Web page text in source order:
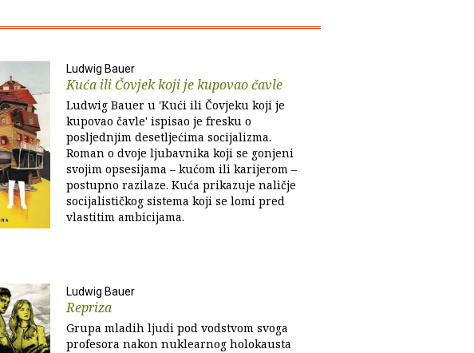
Ludwig Bauer
Kuća ili Čovjek koji je kupovao čavle
Ludwig Bauer u 'Kući ili Čovjeku koji je
kupovao čavle' ispisao je fresku o
posljednjim desetljećima socijalizma.
Roman o dvoje ljubavnika koji se gonjeni
svojim opsesijama – kućom ili karijerom –
postupno razilaze. Kuća prikazuje naličje
socijalističkog sistema koji se lomi pred
vlastitim ambicijama.
Ludwig Bauer
Repriza
Grupa mladih ljudi pod vodstvom svoga
profesora nakon nuklearnog holokausta